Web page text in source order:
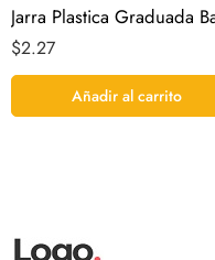
$2.27
Añadir al carrito